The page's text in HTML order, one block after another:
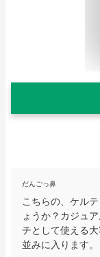
だんごっ鼻
こちらの、ケル
ょうか？カジュ
チとして使える
並みに入ります。